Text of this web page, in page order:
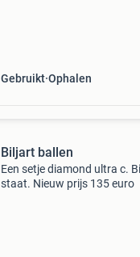
Gebruikt Ophalen
Biljart ballen
Een setje diamond ultra c. Biljart ballen in nieuw
staat. Nieuw prijs 135 euro